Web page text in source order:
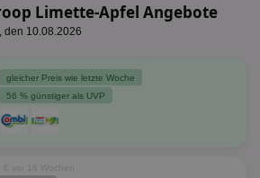
Limette-Apfel Angebote
den 10.08.2026
gleicher Preis wie letzte Woche
56 % günstiger als UVP
€ vor 16 Wochen